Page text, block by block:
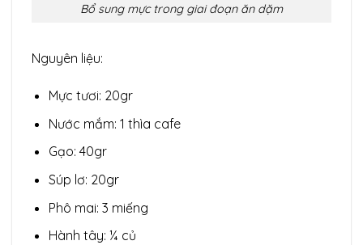
Bổ sung mực trong giai đoạn ăn dặm
Nguyên liệu:
Mực tươi: 20gr
Nước mắm: 1 thìa cafe
Gạo: 40gr
Súp lơ: 20gr
Phô mai: 3 miếng
Hành tây: ¼ củ